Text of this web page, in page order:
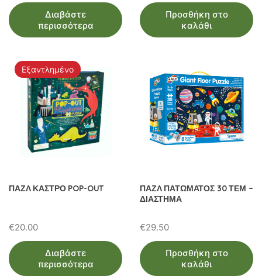
Διαβάστε
περισσότερα
Προσθήκη στο
καλάθι
Εξαντλημένο
ΠΑΖΛ ΚΑΣΤΡΟ POP-OUT
€20.00
Διαβάστε
περισσότερα
ΠΑΖΛ ΠΑΤΩΜΑΤΟΣ 30 ΤΕΜ –
ΔΙΑΣΤΗΜΑ
€29.50
Προσθήκη στο
καλάθι